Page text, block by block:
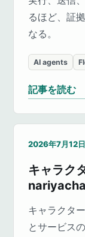
るほど、証
なる。
AI agents
記事を読む
2026年7月12日
キャラク
キャラクタ
とサービス